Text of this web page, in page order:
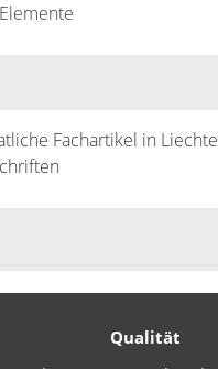
Fachartikel in
Qualität